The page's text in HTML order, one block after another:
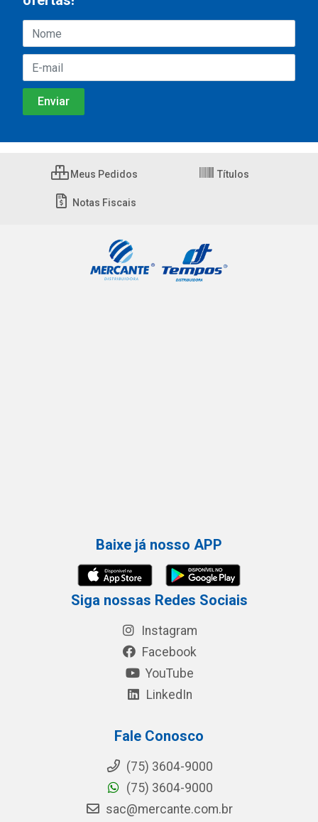
Meus Pedidos Títulos
Notas Fiscais
Baixe já nosso APP
Siga nossas Redes Sociais
Instagram
Facebook
YouTube
LinkedIn
Fale Conosco
(75) 3604-9000
(75) 3604-9000
sac@mercante.com.br